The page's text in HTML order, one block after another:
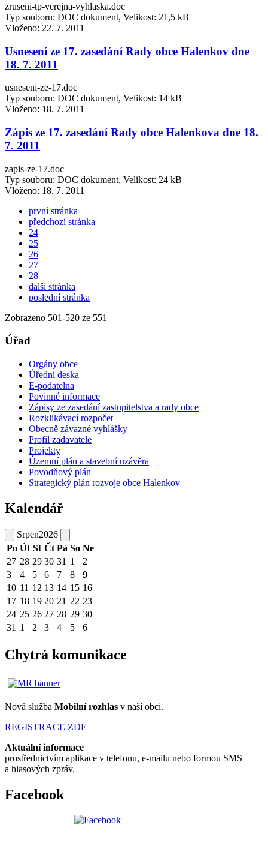
zruseni-tp-verejna-vyhlaska.doc
Typ souboru: DOC dokument, Velikost: 21,5 kB
Vloženo: 22. 7. 2011
Usnesení ze 17. zasedání Rady obce Halenkov dne
18. 7. 2011
usneseni-ze-17.doc
Typ souboru: DOC dokument, Velikost: 14 kB
Vloženo: 18. 7. 2011
Zápis ze 17. zasedání Rady obce Halenkova dne 18.
7. 2011
zapis-ze-17.doc
Typ souboru: DOC dokument, Velikost: 24 kB
Vloženo: 18. 7. 2011
první stránka
předchozí stránka
24
25
26
27
28
další stránka
poslední stránka
Zobrazeno 501-520 ze 551
Úřad
Orgány obce
Úřední deska
E-podatelna
Povinné informace
Zápisy ze zasedání zastupitelstva a rady obce
Rozklikávací rozpočet
Obecně závazné vyhlášky
Profil zadavatele
Projekty
Územní plán a stavební uzávěra
Povodňový plán
Strategický plán rozvoje obce Halenkov
Kalendář
Srpen2026
Po Út St Čt Pá So Ne
27 28 29 30 31 1
2
3
4 5 6 7 8
9
10 11 12 13 14 15 16
17 18 19 20 21 22 23
24 25 26 27 28 29 30
31 1 2 3 4 5 6
Chytrá komunikace
Nová služba Mobilní rozhlas v naší obci.
REGISTRACE ZDE
Aktuální informace
prostřednictvím aplikace v telefonu, e-mailu nebo formou SMS
a hlasových zpráv.
Facebook